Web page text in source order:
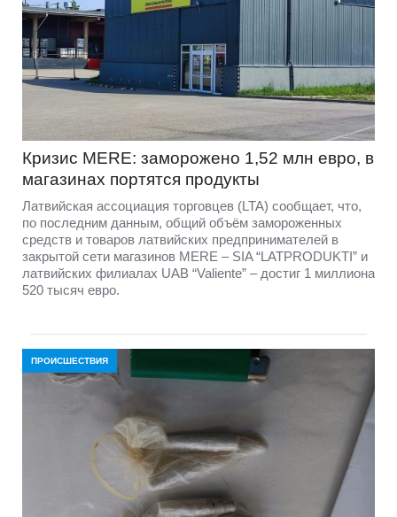
Кризис MERE: заморожено 1,52 млн евро, в
магазинах портятся продукты
Латвийская ассоциация торговцев (LTA) сообщает, что,
по последним данным, общий объём замороженных
средств и товаров латвийских предпринимателей в
закрытой сети магазинов MERE – SIA “LATPRODUKTI” и
латвийских филиалах UAB “Valiente” – достиг 1 миллиона
520 тысяч евро.
ПРОИСШЕСТВИЯ